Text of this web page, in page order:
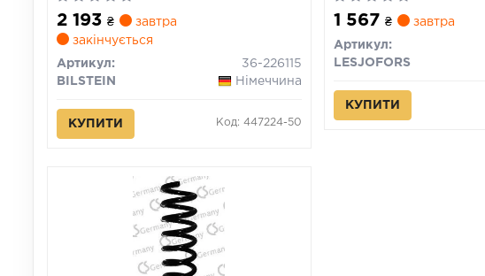
2 193 ₴
завтра
закінчується
Артикул:
36-226115
BILSTEIN
Німеччина
КУПИТИ Код: 447224-50
1 567 ₴ завтра
Артикул:
LESJOFORS
КУПИТИ